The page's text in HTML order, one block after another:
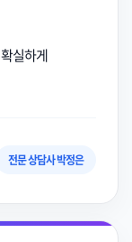
실하게
전문 상담사 박정은